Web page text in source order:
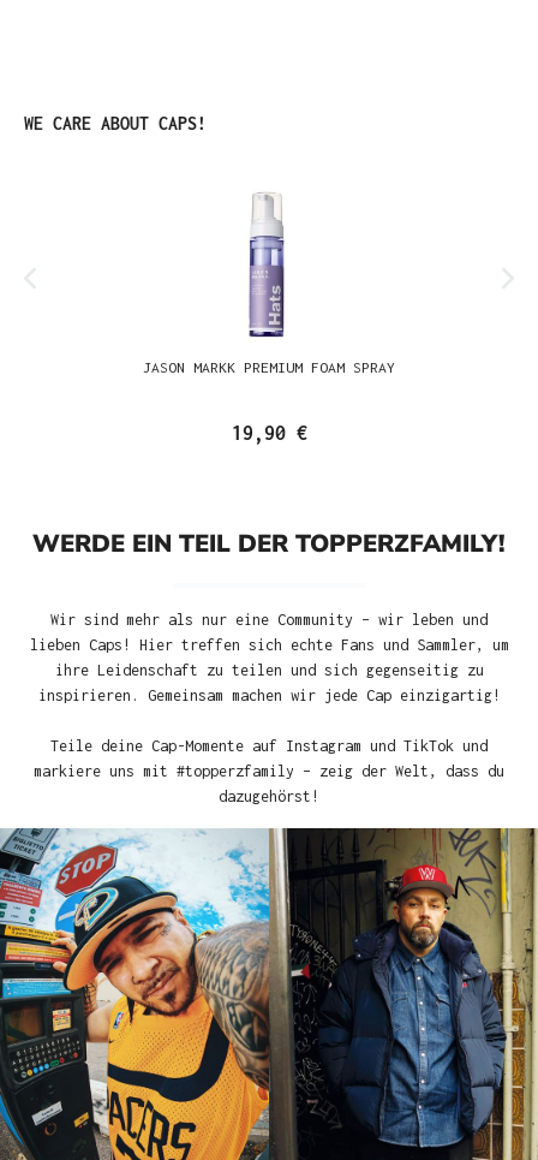
Produktgalerie überspringen
WE CARE ABOUT CAPS!
JASON MARKK PREMIUM FOAM SPRAY
19,90 €
WERDE EIN TEIL DER TOPPERZFAMILY!
Wir sind mehr als nur eine Community – wir leben und
lieben Caps! Hier treffen sich echte Fans und Sammler, um
ihre Leidenschaft zu teilen und sich gegenseitig zu
inspirieren. Gemeinsam machen wir jede Cap einzigartig!
Teile deine Cap-Momente auf Instagram und TikTok und
markiere uns mit #topperzfamily – zeig der Welt, dass du
dazugehörst!